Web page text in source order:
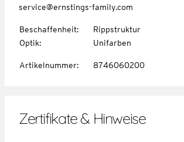
service@ernstings-family.com
Beschaffenheit:
Rippstruktur
Optik: Unifarben
Artikelnummer: 8746060200
Zertifikate & Hinweise